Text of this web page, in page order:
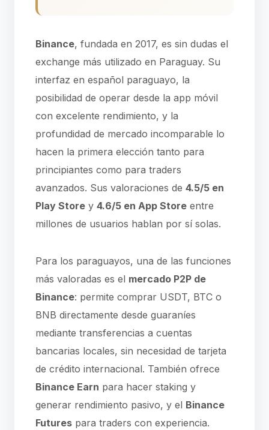
Binance, fundada en 2017, es sin dudas el
exchange más utilizado en Paraguay. Su
interfaz en español paraguayo, la
posibilidad de operar desde la app móvil
con excelente rendimiento, y la
profundidad de mercado incomparable lo
hacen la primera elección tanto para
principiantes como para traders
avanzados. Sus valoraciones de 4.5/5 en
Play Store y 4.6/5 en App Store entre
millones de usuarios hablan por sí solas.
Para los paraguayos, una de las funciones
más valoradas es el mercado P2P de
Binance: permite comprar USDT, BTC o
BNB directamente desde guaraníes
mediante transferencias a cuentas
bancarias locales, sin necesidad de tarjeta
de crédito internacional. También ofrece
Binance Earn para hacer staking y
generar rendimiento pasivo, y el Binance
Futures para traders con experiencia.